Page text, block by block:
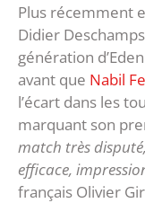
Plus récemment
Didier
génération
avant que Nabil
l’écart dans les
marquant son
match très
efficace,
français Olivier